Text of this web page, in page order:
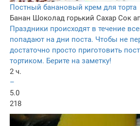
Постный банановый крем для торта
Банан Шоколад горький Сахар Сок
Праздники происходят в течение
попадают на дни поста. Чтобы не
достаточно просто приготовить
тортиком. Берите на заметку!
2 ч.
–
5.0
218